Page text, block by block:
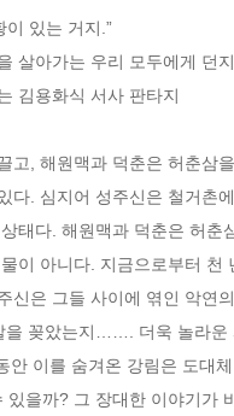
있는 거지.”
살아가는 우리 모두에게 던
김용화식 서사 판타지
고, 해원맥과 덕춘은 허춘삼
다. 심지어 성주신은 철거촌
태다. 해원맥과 덕춘은 허
이 아니다. 지금으로부터
신은 그들 사이에 엮인 악연
을 꽂았는지……. 더욱 놀라
안 이를 숨겨온 강림은 도대
있을까? 그 장대한 이야기가